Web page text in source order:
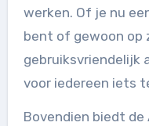
werken. Of je nu
bent of gewoon op
gebruiksvriendelijk
voor iedereen iets
Bovendien biedt de